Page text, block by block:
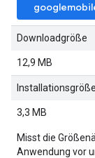
Downloadgröße
12,9 MB
Installationsgröße
3,3 MB
Misst die
Anwendung vor